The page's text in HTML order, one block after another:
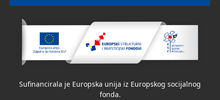
Sufinancirala je Europska unija iz Europskog socijalnog
fonda.